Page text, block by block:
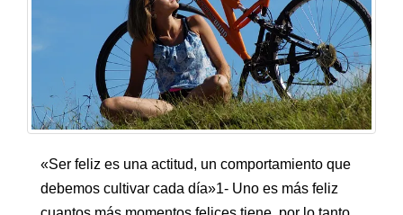
«Ser feliz es una actitud, un comportamiento que
debemos cultivar cada día»1- Uno es más feliz